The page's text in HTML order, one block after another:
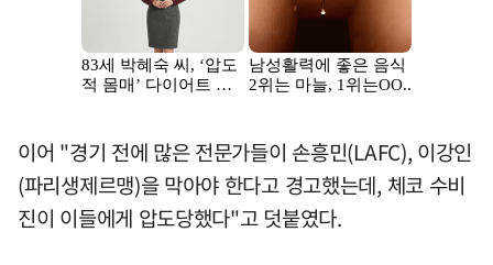
이어 "경기 전에 많은 전문가들이 손흥민(LAFC), 이강인
(파리생제르맹)을 막아야 한다고 경고했는데, 체코 수비
진이 이들에게 압도당했다"고 덧붙였다.